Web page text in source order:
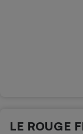
LE ROUGE